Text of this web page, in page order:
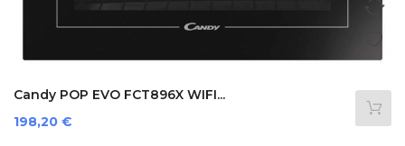
Candy POP EVO FCT896X WIFI...
Prezzo
198,20 €